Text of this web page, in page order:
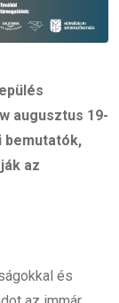
augusztus 19-
bemutatók,
az
és